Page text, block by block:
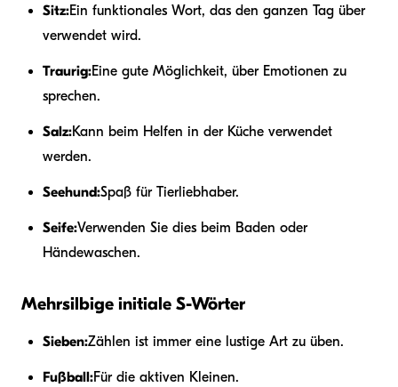
Sitz:Ein funktionales Wort, das den ganzen Tag über
verwendet wird.
Traurig:Eine gute Möglichkeit, über Emotionen zu
sprechen.
Salz:Kann beim Helfen in der Küche verwendet
werden.
Seehund:Spaß für Tierliebhaber.
Seife:Verwenden Sie dies beim Baden oder
Händewaschen.
Mehrsilbige initiale S-Wörter
Sieben:Zählen ist immer eine lustige Art zu üben.
Fußball:Für die aktiven Kleinen.